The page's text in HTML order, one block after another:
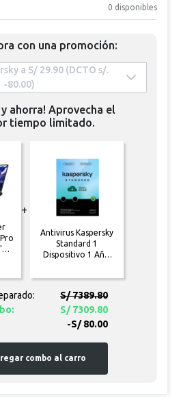
0 disponibles
con una promoción:
a S/ 29.90 (DCTO s/.
ahorra! Aprovecha el
tiempo limitado.
+
Antivirus Kaspersky
Standard 1
Dispositivo 1 Año
S/ 7389.80
S/ 7309.80
-S/ 80.00
combo al carro